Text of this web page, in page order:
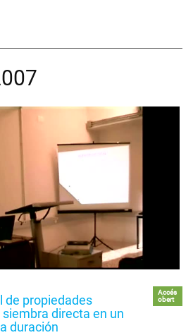
de propiedades
directa en un
duración
Accés
obert